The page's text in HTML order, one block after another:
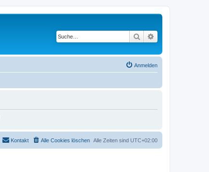
Suche
Anmelden
Alle Zeiten sind UTC+02:00
Alle Cookies löschen
Kontakt